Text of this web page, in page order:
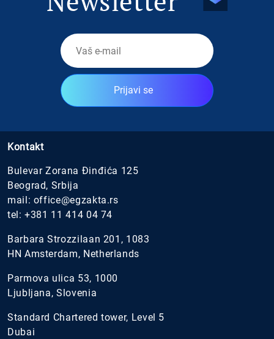
Prijavi se
Kontakt
Bulevar Zorana Đinđića 125
Beograd, Srbija
mail: office@egzakta.rs
tel:+381 11 414 04 74
Barbara Strozzilaan 201, 1083
HN Amsterdam, Netherlands
Parmova ulica 53, 1000
Ljubljana, Slovenia
Standard Chartered tower, Level 5
Dubai